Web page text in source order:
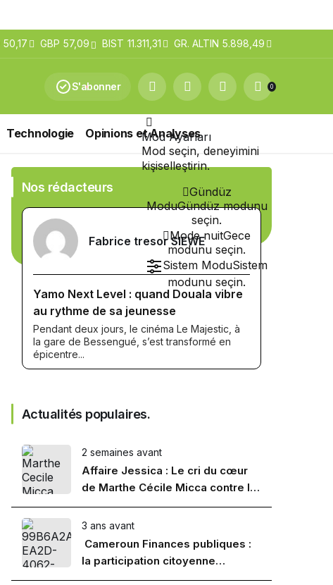
50,17 GBP 57,09 BIST 11.311,31 GR. ALTIN 5.898,49
S'abonner 0
Technologie Opinions et Analyses
Mod Ayarları
Mod seçin, deneyimini
kişiselleştirin.
Gündüz
ModuGündüz modunu
seçin.
Mode nuitGece
modunu seçin.
Sistem ModuSistem
modunu seçin.
Nos rédacteurs
Fabrice tresor SIEWE
Yamo Next Level : quand Douala vibre
au rythme de sa jeunesse
Pendant deux jours, le cinéma Le Majestic, à
la gare de Bessengué, s’est transformé en
épicentre...
Actualités populaires.
2 semaines avant
Affaire Jessica : Le cri du cœur
de Marthe Cécile Micca contre la
marchandisation de la femme
3 ans avant
Cameroun Finances publiques :
la participation citoyenne
renforcée